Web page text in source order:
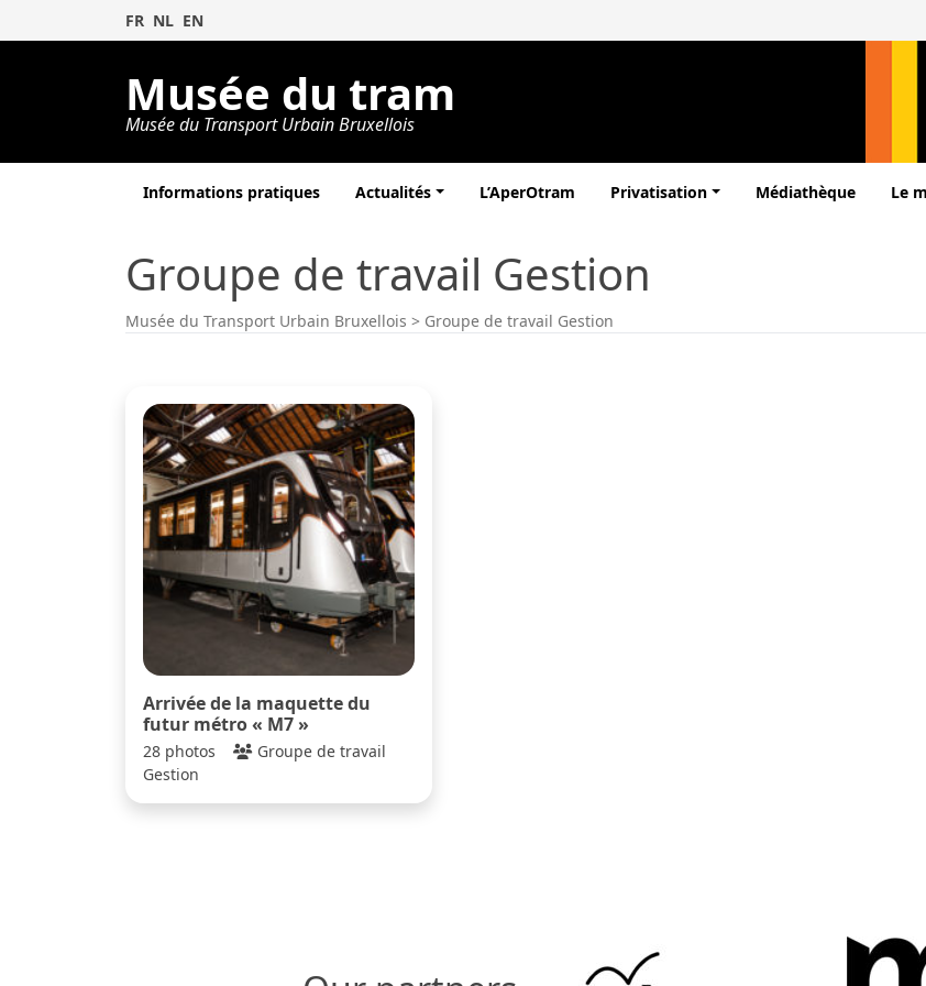
FR NL EN
Musée du tram
Musée du Transport Urbain Bruxellois
Informations pratiques Actualités L’AperOtram Privatisation Médiathèque Le
Groupe de travail Gestion
Musée du Transport Urbain Bruxellois > Groupe de travail Gestion
Arrivée de la maquette du
futur métro « M7 »
28 photos
Groupe de travail
Gestion